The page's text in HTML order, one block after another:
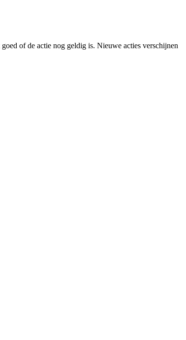
of de actie nog geldig is. Nieuwe acties verschijnen